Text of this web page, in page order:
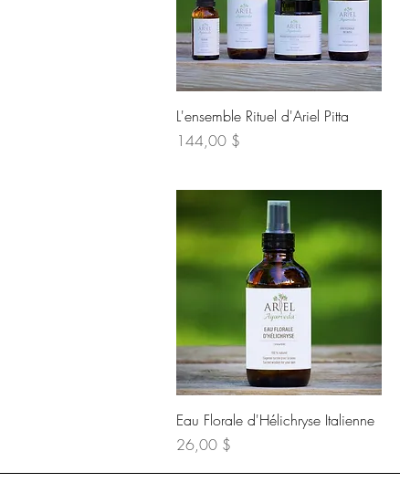
Aperçu rapide
L'ensemble Rituel d'Ariel Pitta
Prix
144,00 $
Aperçu rapide
Eau Florale d'Hélichryse Italienne
Prix
26,00 $